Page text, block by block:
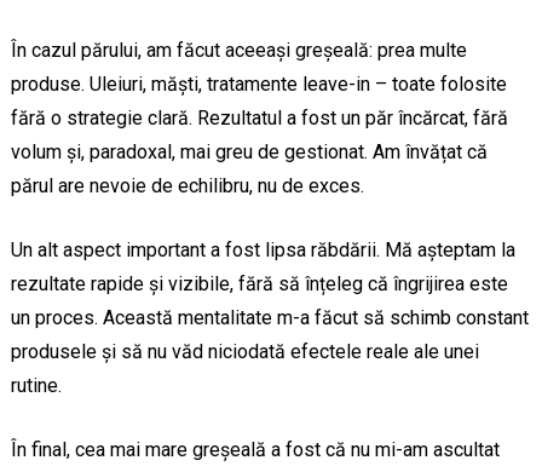
În cazul părului, am făcut aceeași greșeală: prea multe
produse. Uleiuri, măști, tratamente leave-in – toate folosite
fără o strategie clară. Rezultatul a fost un păr încărcat, fără
volum și, paradoxal, mai greu de gestionat. Am învățat că
părul are nevoie de echilibru, nu de exces.
Un alt aspect important a fost lipsa răbdării. Mă așteptam la
rezultate rapide și vizibile, fără să înțeleg că îngrijirea este
un proces. Această mentalitate m-a făcut să schimb constant
produsele și să nu văd niciodată efectele reale ale unei
rutine.
În final, cea mai mare greșeală a fost că nu mi-am ascultat